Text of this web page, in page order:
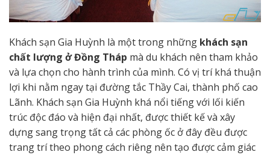
Khách sạn Gia Huỳnh là một trong những khách sạn
chất lượng ở Đồng Tháp mà du khách nên tham khảo
và lựa chọn cho hành trình của mình. Có vị trí khá thuận
lợi khi nằm ngay tại đường tắc Thầy Cai, thành phố cao
Lãnh. Khách sạn Gia Huỳnh khá nổi tiếng với lối kiến
trúc độc đáo và hiện đại nhất, được thiết kế và xây
dựng sang trọng tất cả các phòng ốc ở đây đều được
trang trí theo phong cách riêng nên tạo được cảm giác